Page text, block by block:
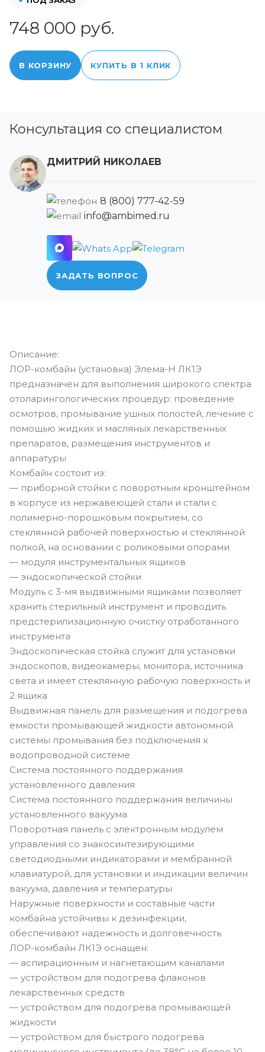
748 000 руб.
В КОРЗИНУ КУПИТЬ В 1 КЛИК
Консультация со специалистом
ДМИТРИЙ НИКОЛАЕВ
8 (800) 777-42-59
info@ambimed.ru
ЗАДАТЬ ВОПРОС
Описание:
ЛОР-комбайн (установка) Элема-Н ЛК1Э
предназначен для выполнения широкого спектра
отоларингологических процедур: проведение
осмотров, промывание ушных полостей, лечение с
помощью жидких и масляных лекарственных
препаратов, размещения инструментов и
аппаратуры
Комбайн состоит из:
— приборной стойки с поворотным кронштейном
в корпусе из нержавеющей стали и стали с
полимерно-порошковым покрытием, со
стеклянной рабочей поверхностью и стеклянной
полкой, на основании с роликовыми опорами
— модуля инструментальных ящиков
— эндоскопической стойки
Модуль с 3-мя выдвижными ящиками позволяет
хранить стерильный инструмент и проводить
предстерилизационную очистку отработанного
инструмента
Эндоскопическая стойка служит для установки
эндоскопов, видеокамеры, монитора, источника
света и имеет стеклянную рабочую поверхность и
2 ящика
Выдвижная панель для размещения и подогрева
емкости промывающей жидкости автономной
системы промывания без подключения к
водопроводной системе
Система постоянного поддержания
установленного давления
Система постоянного поддержания величины
установленного вакуума
Поворотная панель с электронным модулем
управления со знакосинтезирующими
светодиодными индикаторами и мембранной
клавиатурой, для установки и индикации величин
вакуума, давления и температуры
Наружные поверхности и составные части
комбайна устойчивы к дезинфекции,
обеспечивают надежность и долговечность
ЛОР-комбайн ЛК1Э оснащен:
— аспирационным и нагнетающим каналами
— устройством для подогрева флаконов
лекарственных средств
— устройством для подогрева промывающей
жидкости
— устройством для быстрого подогрева